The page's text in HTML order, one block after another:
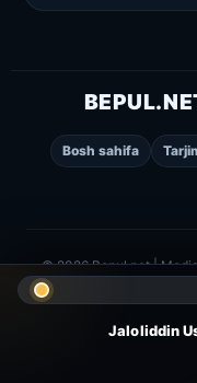
Bosh sahifa
© 2026 Bepul.net |
Jaloliddin